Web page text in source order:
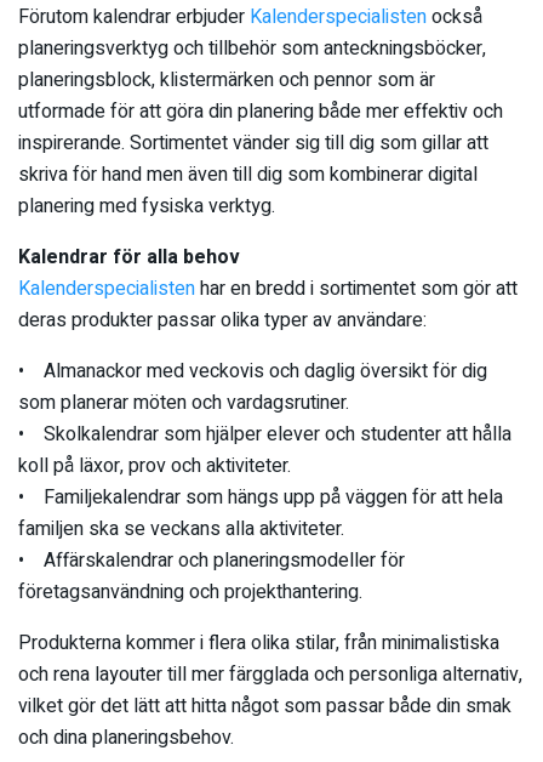
Förutom kalendrar erbjuder Kalenderspecialistenockså
planeringsverktyg och tillbehör som anteckningsböcker,
planeringsblock, klistermärken och pennor som är
utformade för att göra din planering både mer effektiv och
inspirerande. Sortimentet vänder sig till dig som gillar att
skriva för hand men även till dig som kombinerar digital
planering med fysiska verktyg.
Kalendrar för alla behov
Kalenderspecialistenhar en bredd i sortimentet som gör att
deras produkter passar olika typer av användare:
• Almanackor med veckovis och daglig översikt för dig
som planerar möten och vardagsrutiner.
• Skolkalendrar som hjälper elever och studenter att hålla
koll på läxor, prov och aktiviteter.
• Familjekalendrar som hängs upp på väggen för att hela
familjen ska se veckans alla aktiviteter.
• Affärskalendrar och planeringsmodeller för
företagsanvändning och projekthantering.
Produkterna kommer i flera olika stilar, från minimalistiska
och rena layouter till mer färgglada och personliga alternativ,
vilket gör det lätt att hitta något som passar både din smak
och dina planeringsbehov.